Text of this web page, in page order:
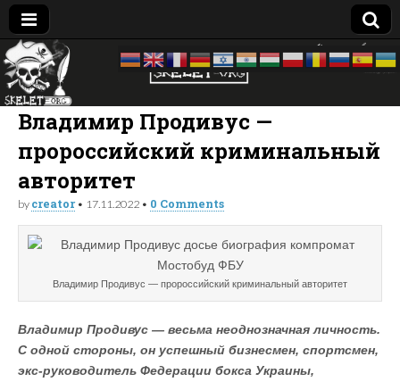
Skelet
Org
досье —
биография
—
компромат:
Украина
Владимир Продивус —
пророссийский криминальный
авторитет
by creator• 17.11.2022 • 0 Comments
Владимир Продивус — пророссийский криминальный авторитет
Владимир Продивус — весьма неоднозначная личность.
С одной стороны, он успешный бизнесмен, спортсмен,
экс-руководитель Федерации бокса Украины,